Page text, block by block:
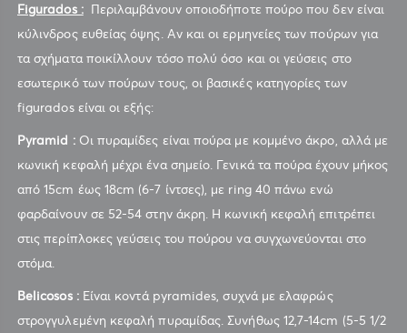
Figurados : Περιλαμβάνουν οποιοδήποτε πούρο που δεν είναι
κύλινδρος ευθείας όψης. Αν και οι ερμηνείες των πούρων για
τα σχήματα ποικίλλουν τόσο πολύ όσο και οι γεύσεις στο
εσωτερικό των πούρων τους, οι βασικές κατηγορίες των
figurados είναι οι εξής:
Pyramid : Οι πυραμίδες είναι πούρα με κομμένο άκρο, αλλά με
κωνική κεφαλή μέχρι ένα σημείο. Γενικά τα πούρα έχουν μήκος
από 15cm έως 18cm (6-7 ίντσες), με ring 40 πάνω ενώ
φαρδαίνουν σε 52-54 στην άκρη. Η κωνική κεφαλή επιτρέπει
στις περίπλοκες γεύσεις του πούρου να συγχωνεύονται στο
στόμα.
Belicosos : Eίναι κοντά pyramides, συχνά με ελαφρώς
στρογγυλεμένη κεφαλή πυραμίδας. Συνήθως 12,7-14cm (5-5 1/2